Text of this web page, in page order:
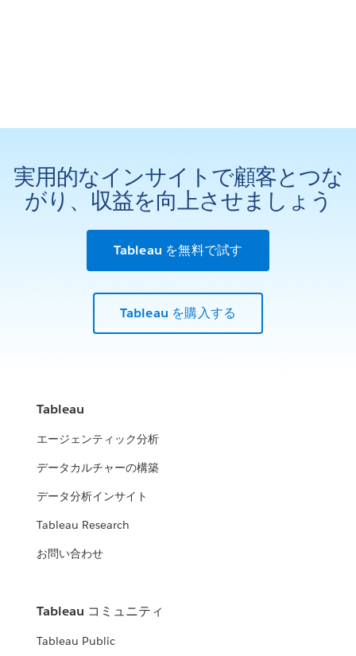
実用的なインサイトで顧客とつな
がり、収益を向上させましょう
Tableau を無料で試す
Tableau を購入する
Tableau
エージェンティック分析
データカルチャーの構築
データ分析インサイト
Tableau Research
お問い合わせ
Tableau コミュニティ
Tableau Public